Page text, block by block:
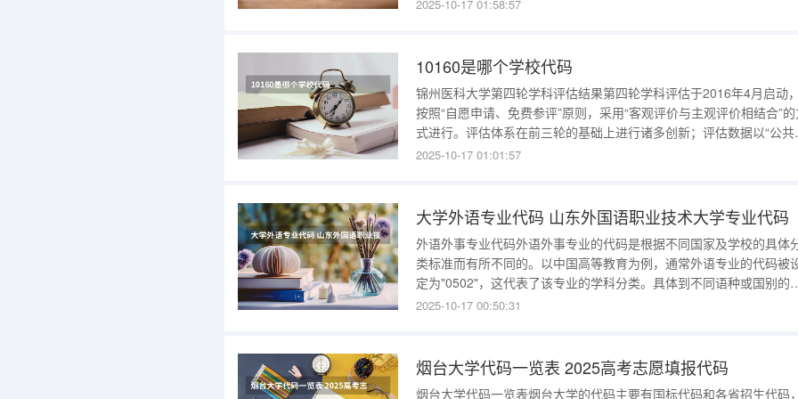
各
2025-10-17 01:58:57
10160是哪个学校代码
锦州医科大学第四轮学科评估结果第四轮学科评估于2016年4月启动，
按照“自愿申请、免费参评”原则，采用“客观评价与主观评价相结合”的
式进行。评估体系在前三轮的基础上进行诸多创新；评估数据以“公共
据和单位填报相结合”的方式获取；评估结果按“分档”方式呈现，具体方
2025-10-17 01:01:57
大学外语专业代码 山东外国语职业技术大学专业代码
外语外事专业代码外语外事专业的代码是根据不同国家及学校的具体
类标准而有所不同的。以中国高等教育为例，通常外语专业的代码被
定为"0502"，这代表了该专业的学科分类。具体到不同语种或国别的
语专业，可能会有额外的标识代码，以更精确地分类。因此，要准确确
码分配存在
2025-10-17 00:50:31
烟台大学代码一览表 2025高考志愿填报代码
烟台大学代码一览表烟台大学的代码主要有国标代码和各省招生代码，